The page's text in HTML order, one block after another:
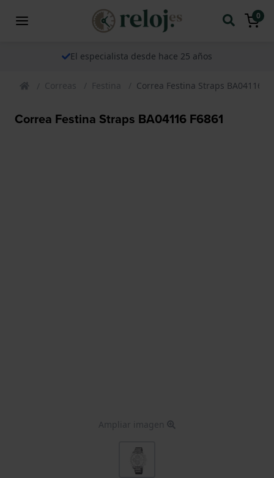
0
El especialista desde hace 25 años
Correas Festina Correa Festina Straps BA04116
Correa Festina Straps BA04116 F6861
Ampliar imagen